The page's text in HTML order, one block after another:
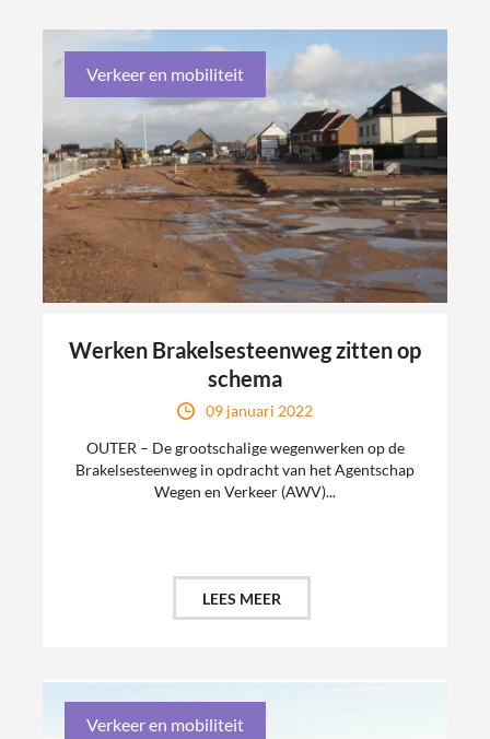
Verkeer en mobiliteit
Werken Brakelsesteenweg zitten op
schema
09 januari 2022
OUTER – De grootschalige wegenwerken op de
Brakelsesteenweg in opdracht van het Agentschap
Wegen en Verkeer (AWV)...
LEES MEER
Verkeer en mobiliteit